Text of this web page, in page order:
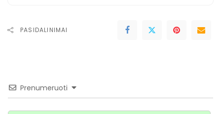
PASIDALINIMAI
Prenumeruoti